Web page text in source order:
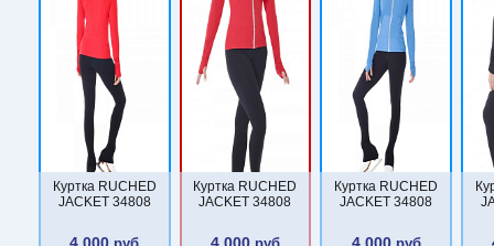
Куртка RUCHED
JACKET 34808
Куртка RUCHED
JACKET 34808
Куртка RUCHED
JACKET 34808